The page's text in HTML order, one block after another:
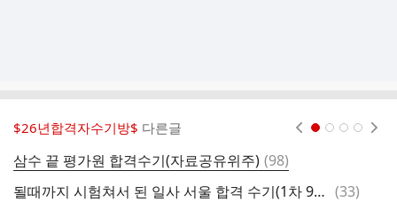
$26년합격자수기방$ 다른글
삼수 끝 평가원 합격수기(자료공유위주) 댓
글
(98)
될때까지 시험쳐서 된 일사 서울 합격 수기(1차 90, 2차 95.570)+1 ,2차 복기 포함 댓
(33)